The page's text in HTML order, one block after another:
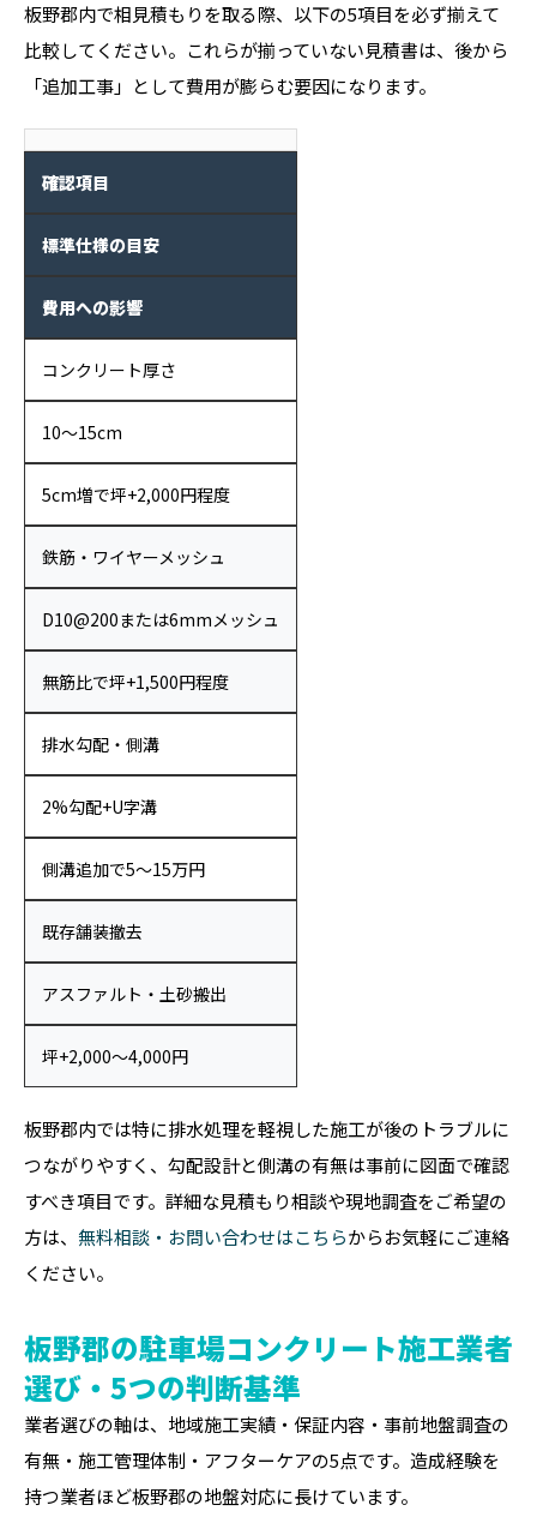
板野郡内で相見積もりを取る際、以下の5項目を必ず揃えて
比較してください。これらが揃っていない見積書は、後から
「追加工事」として費用が膨らむ要因になります。
確認項目
標準仕様の目安
費用への影響
コンクリート厚さ
10〜15cm
5cm増で坪+2,000円程度
鉄筋・ワイヤーメッシュ
D10@200または6mmメッシュ
無筋比で坪+1,500円程度
排水勾配・側溝
2%勾配+U字溝
側溝追加で5〜15万円
既存舗装撤去
アスファルト・土砂搬出
坪+2,000〜4,000円
板野郡内では特に排水処理を軽視した施工が後のトラブルに
つながりやすく、勾配設計と側溝の有無は事前に図面で確認
すべき項目です。詳細な見積もり相談や現地調査をご希望の
方は、 無料相談・お問い合わせはこちらからお気軽にご連絡
ください。
板野郡の駐車場コンクリート施工業者
選び・5つの判断基準
業者選びの軸は、地域施工実績・保証内容・事前地盤調査の
有無・施工管理体制・アフターケアの5点です。造成経験を
持つ業者ほど板野郡の地盤対応に長けています。